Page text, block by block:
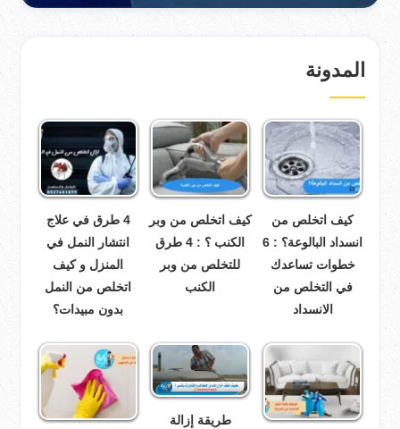
المدونة
كيف اتخلص من
انسداد البالوعة؟ : 6
خطوات تساعدك
في التخلص من
الانسداد
كيف اتخلص من وبر
الكنب ؟ : 4 طرق
للتخلص من وبر
الكنب
4 طرق في علاج
انتشار النمل في
المنزل و كيف
اتخلص من النمل
بدون مبيدات؟
طريقة إزالة